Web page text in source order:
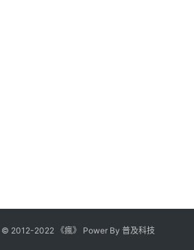
© 2012-2022《瘋》 Power By 普及科技